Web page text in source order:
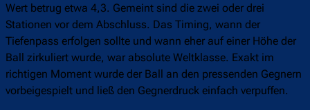
Wert betrug etwa 4,3. Gemeint sind die zwei oder drei
Stationen vor dem Abschluss. Das Timing, wann der
Tiefenpass erfolgen sollte und wann eher auf einer Höhe der
Ball zirkuliert wurde, war absolute Weltklasse. Exakt im
richtigen Moment wurde der Ball an den pressenden Gegnern
vorbeigespielt und ließ den Gegnerdruck einfach verpuffen.